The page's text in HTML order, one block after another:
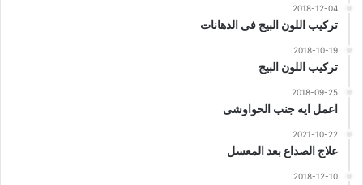
2018-12-04
تركيب اللون البيج فى الدهانات
2018-10-19
تركيب اللون البيج
2018-09-25
اعمل ايه جنب الحواوشى
2021-10-22
علاج الصداع بعد المعسل
2018-12-10